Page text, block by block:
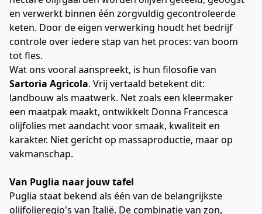
en verwerkt binnen één zorgvuldig gecontroleerde
keten. Door de eigen verwerking houdt het bedrijf
controle over iedere stap van het proces: van boom
tot fles.
Wat ons vooral aanspreekt, is hun filosofie van
Sartoria Agricola. Vrij vertaald betekent dit:
landbouw als maatwerk. Net zoals een kleermaker
een maatpak maakt, ontwikkelt Donna Francesca
olijfolies met aandacht voor smaak, kwaliteit en
karakter. Niet gericht op massaproductie, maar op
vakmanschap.
Van Puglia naar jouw tafel
Puglia staat bekend als één van de belangrijkste
olijfolieregio's van Italië. De combinatie van zon,